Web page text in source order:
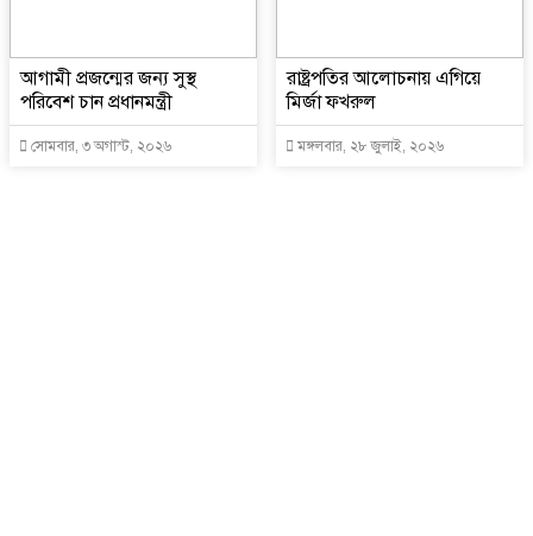
আগামী প্রজন্মের জন্য সুস্থ
পরিবেশ চান প্রধানমন্ত্রী
সোমবার, ৩ অগাস্ট, ২০২৬
রাষ্ট্রপতির আলোচনায় এগিয়ে
মির্জা ফখরুল
মঙ্গলবার, ২৮ জুলাই, ২০২৬